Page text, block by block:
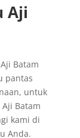
Aji
Batam
pantas
untuk
Batam
kami di
Anda.